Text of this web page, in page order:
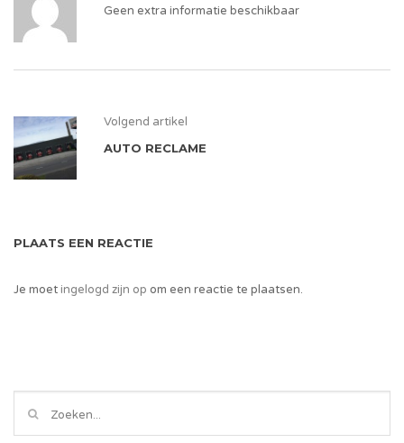
Geen extra informatie beschikbaar
Volgend artikel
AUTO RECLAME
PLAATS EEN REACTIE
Je moetingelogd zijn op om een reactie te plaatsen.